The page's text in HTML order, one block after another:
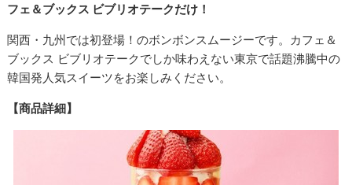
フェ＆ブックス ビブリオテークだけ！
関西・九州では初登場！のボンボンスムージーです。カフェ＆
ブックス ビブリオテークでしか味わえない東京で話題沸騰中の
韓国発人気スイーツをお楽しみください。
【商品詳細】